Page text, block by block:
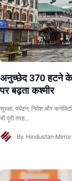
अनुच्छेद 370 हटने
पर बढ़ता कश्मीर
सुरक्षा, पर्यटन, निवेश और
भी पूरी तरह…
By Hindustan